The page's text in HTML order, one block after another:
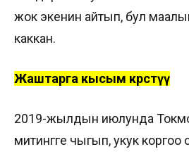
жок экенин айтып, бул
каккан.
Жаштарга кысым көрсөтүү
2019-жылдын июлунда
митингге чыгып, укук